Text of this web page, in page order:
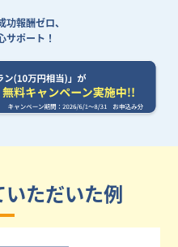
報酬ゼロ、
サポート！
ただいた例